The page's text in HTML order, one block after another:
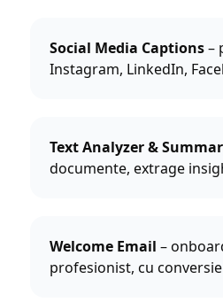
Social Media Captions–
Instagram, LinkedIn,
Text Analyzer &
documente, extrage
Welcome Email –
profesionist, cu